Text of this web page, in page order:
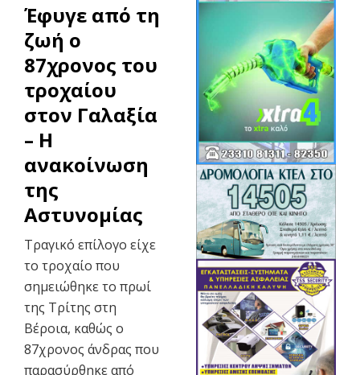
Έφυγε από τη
ζωή ο
87χρονος του
τροχαίου
στον Γαλαξία
– Η
ανακοίνωση
της
Αστυνομίας
Τραγικό επίλογο είχε
το τροχαίο που
σημειώθηκε το πρωί
της Τρίτης στη
Βέροια, καθώς ο
87χρονος άνδρας που
παρασύρθηκε από